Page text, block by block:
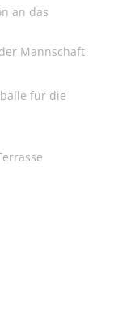
an das
Mannschaft
für die